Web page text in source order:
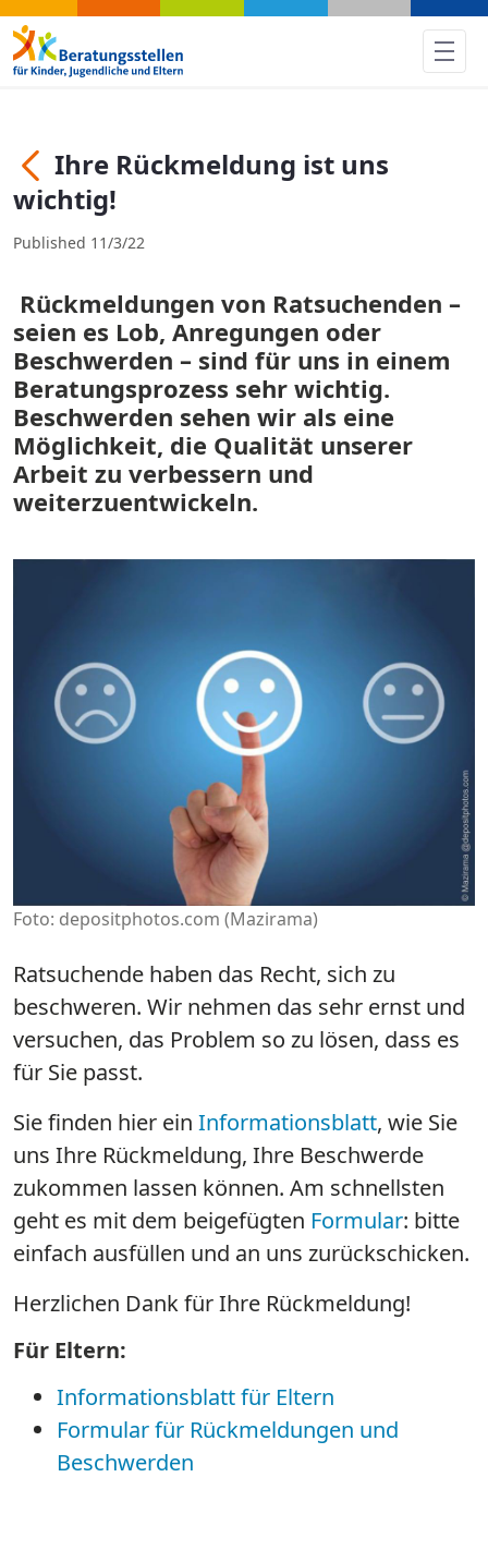
Ihre Rückmeldung ist uns
Back
Ihre Rückmeldung ist uns
wichtig!
Published 11/3/22
Rückmeldungen von Ratsuchenden –
seien es Lob, Anregungen oder
Beschwerden – sind für uns in einem
Beratungsprozess sehr wichtig.
Beschwerden sehen wir als eine
Möglichkeit, die Qualität unserer
Arbeit zu verbessern und
weiterzuentwickeln.
Foto: depositphotos.com (Mazirama)
Ratsuchende haben das Recht, sich zu
beschweren. Wir nehmen das sehr ernst und
versuchen, das Problem so zu lösen, dass es
für Sie passt.
Sie finden hier ein Informationsblatt, wie Sie
uns Ihre Rückmeldung, Ihre Beschwerde
zukommen lassen können. Am schnellsten
geht es mit dem beigefügten Formular: bitte
einfach ausfüllen und an uns zurückschicken.
Herzlichen Dank für Ihre Rückmeldung!
Für Eltern:
Informationsblatt für Eltern
Formular für Rückmeldungen und
Beschwerden